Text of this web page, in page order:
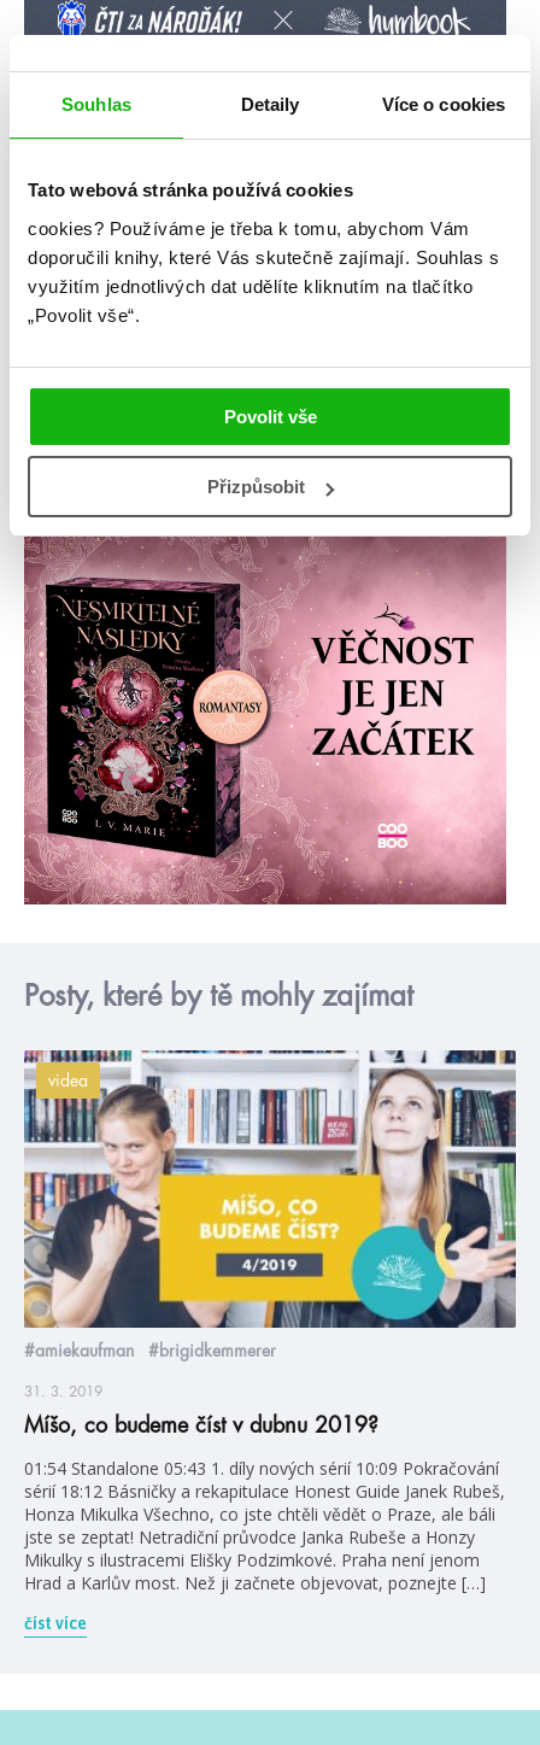
Souhlas Detaily Více o cookies
Tato webová stránka používá cookies
cookies? Používáme je třeba k tomu, abychom Vám
doporučili knihy, které Vás skutečně zajímají. Souhlas s
využitím jednotlivých dat udělíte kliknutím na tlačítko
„Povolit vše“.
Povolit vše
Přizpůsobit
Posty, které by tě mohly zajímat
videa
#amiekaufman #brigidkemmerer
31. 3. 2019
Míšo, co budeme číst v dubnu 2019?
01:54 Standalone 05:43 1. díly nových sérií 10:09 Pokračování
sérií 18:12 Básničky a rekapitulace Honest Guide Janek Rubeš,
Honza Mikulka Všechno, co jste chtěli vědět o Praze, ale báli
jste se zeptat! Netradiční průvodce Janka Rubeše a Honzy
Mikulky s ilustracemi Elišky Podzimkové. Praha není jenom
Hrad a Karlův most. Než ji začnete objevovat, poznejte […]
číst více